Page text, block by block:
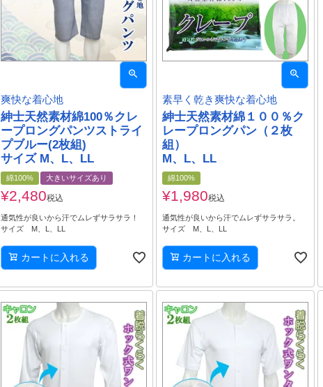
爽快な着心地
紳士天然素材綿100％クレ
ープロングパンツストライ
プブルー(2枚組)
サイズ M、L、LL
綿100% 大きいサイズあり
¥2,480税込
通気性が良いから汗でムレずサラサラ！
サイズ M、L、LL
カートに入れる
素早く乾き爽快な着心地
紳士天然素材綿１００％ク
レープロングパン（２枚
組）
M、L、LL
綿100%
¥1,980税込
通気性が良いから汗でムレずサラサラ。
サイズ M、L、LL
カートに入れる